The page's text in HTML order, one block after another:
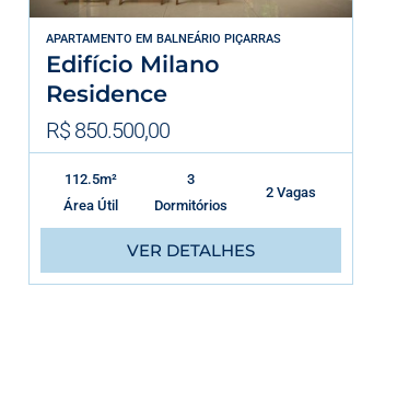
APARTAMENTO EM BALNEÁRIO PIÇARRAS
Edifício Milano
Residence
R$ 850.500,00
112.5m²
Área Útil
3
Dormitórios
2 Vagas
VER DETALHES